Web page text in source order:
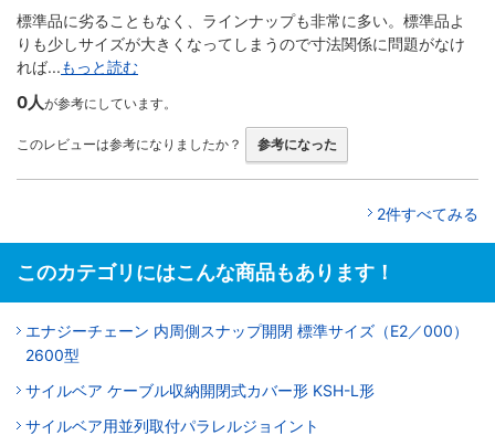
標準品に劣ることもなく、ラインナップも非常に多い。標準品よ
りも少しサイズが大きくなってしまうので寸法関係に問題がなけ
れば...もっと読む
0人が参考にしています。
このレビューは参考になりましたか？ 参考になった
2件すべてみる
このカテゴリにはこんな商品もあります！
エナジーチェーン 内周側スナップ開閉 標準サイズ（E2／000）
2600型
サイルベア ケーブル収納開閉式カバー形 KSH-L形
サイルベア用並列取付パラレルジョイント